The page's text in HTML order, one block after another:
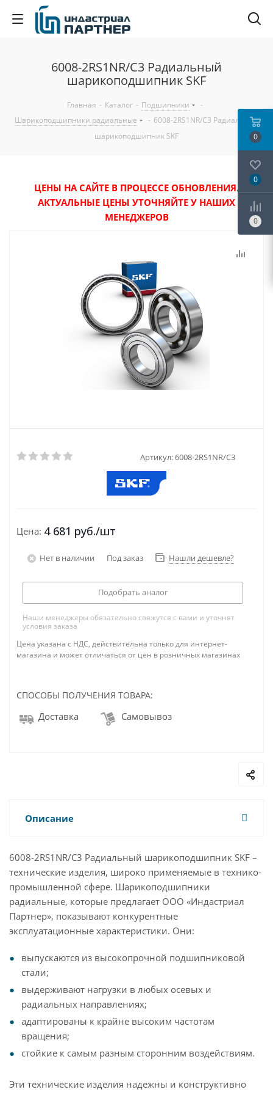
6008-2RS1NR/C3 Радиальный
шарикоподшипник SKF
Главная - Каталог - Подшипники
-
Шарикоподшипники радиальные
- 6008-2RS1NR/C3 Радиальный
шарикоподшипник SKF
ЦЕНЫ НА САЙТЕ В ПРОЦЕССЕ ОБНОВЛЕНИЯ.
АКТУАЛЬНЫЕ ЦЕНЫ УТОЧНЯЙТЕ У НАШИХ
МЕНЕДЖЕРОВ
Артикул:6008-2RS1NR/C3
Цена: 4 681 руб./шт
Нет в наличии Под заказ Нашли дешевле?
Подобрать аналог
Наши менеджеры обязательно свяжутся с вами и уточнят
условия заказа
Цена указана с НДС, действительна только для интернет-
магазина и может отличаться от цен в розничных магазинах
СПОСОБЫ ПОЛУЧЕНИЯ ТОВАРА:
Доставка Самовывоз
Описание
6008-2RS1NR/C3 Радиальный шарикоподшипник SKF –
технические изделия, широко применяемые в технико-
промышленной сфере. Шарикоподшипники
радиальные, которые предлагает ООО «Индастриал
Партнер», показывают конкурентные
эксплуатационные характеристики. Они:
выпускаются из высокопрочной подшипниковой
стали;
выдерживают нагрузки в любых осевых и
радиальных направлениях;
адаптированы к крайне высоким частотам
вращения;
стойкие к самым разным сторонним воздействиям.
Эти технические изделия надежны и конструктивно
0
0
0